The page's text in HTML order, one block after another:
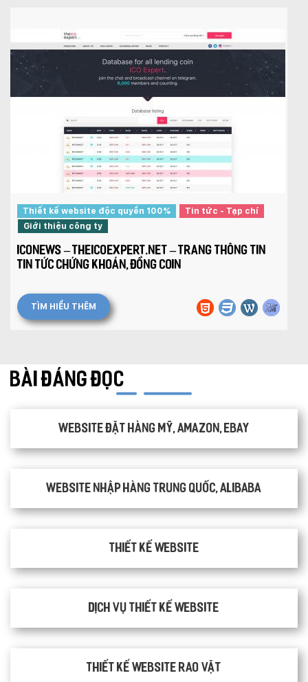
Thiết kế website độc quyền 100%
Tin tức - Tạp chí
Giới thiệu công ty
ICONEWS – THEICOEXPERT.NET – TRANG THÔNG TIN
TIN TỨC CHỨNG KHOÁN, ĐỒNG COIN
TÌM HIỂU THÊM
BÀI ĐÁNG ĐỌC
Website đặt hàng Mỹ, Amazon, Ebay
Website nhập hàng Trung Quốc, Alibaba
Thiết kế website
Dịch vụ thiết kế website
thiết kế website rao vặt